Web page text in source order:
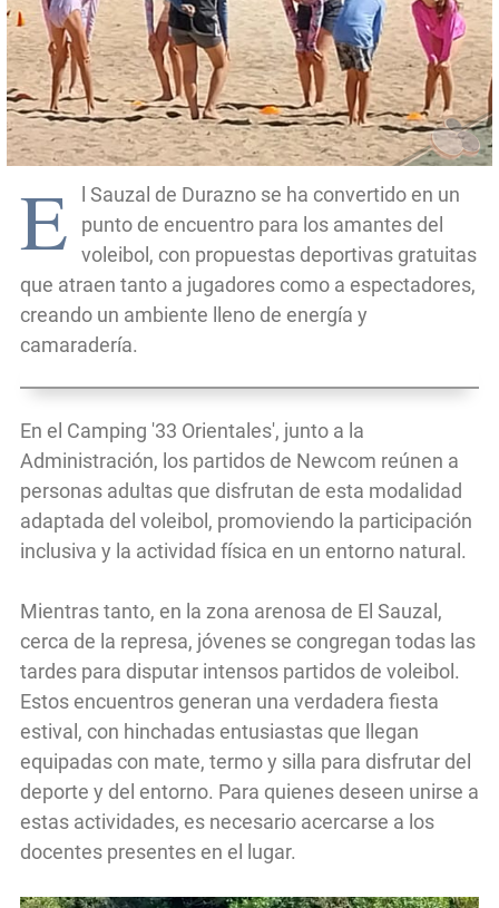
E
l Sauzal de Durazno se ha convertido en un
punto de encuentro para los amantes del
voleibol, con propuestas deportivas gratuitas
que atraen tanto a jugadores como a espectadores,
creando un ambiente lleno de energía y
camaradería.
En el Camping '33 Orientales', junto a la
Administración, los partidos de Newcom reúnen a
personas adultas que disfrutan de esta modalidad
adaptada del voleibol, promoviendo la participación
inclusiva y la actividad física en un entorno natural.
Mientras tanto, en la zona arenosa de El Sauzal,
cerca de la represa, jóvenes se congregan todas las
tardes para disputar intensos partidos de voleibol.
Estos encuentros generan una verdadera fiesta
estival, con hinchadas entusiastas que llegan
equipadas con mate, termo y silla para disfrutar del
deporte y del entorno. Para quienes deseen unirse a
estas actividades, es necesario acercarse a los
docentes presentes en el lugar.